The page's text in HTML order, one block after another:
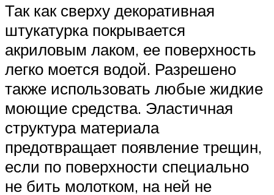
Так как сверху декоративная
штукатурка покрывается
акриловым лаком, ее поверхность
легко моется водой. Разрешено
также использовать любые жидкие
моющие средства. Эластичная
структура материала
предотвращает появление трещин,
если по поверхности специально
не бить молотком, на ней не